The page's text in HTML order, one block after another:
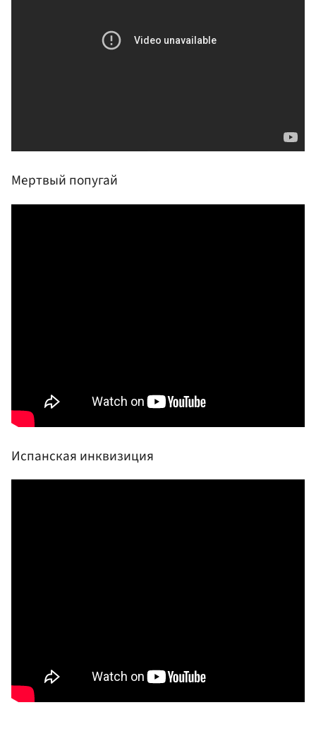
Мертвый попугай
Испанская инквизиция